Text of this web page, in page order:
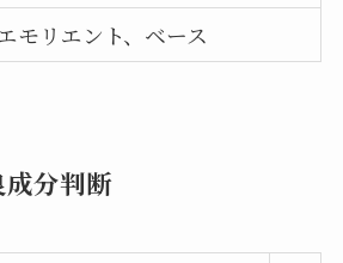
モリエント、ベース
成分判断